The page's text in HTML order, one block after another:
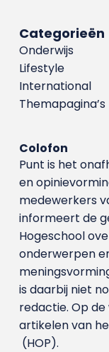
Categorieën
Onderwijs
Lifestyle
International
Themapagina’s
Colofon
Punt is het
en
medewerkers
informeert de
Hogeschool
onderwerpen
is daarbij niet
redactie. Op
artikelen van
(HOP).